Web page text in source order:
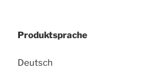
Produktsprache
Deutsch